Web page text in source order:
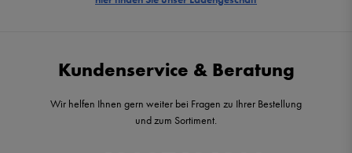
Kundenservice & Beratung
Wir helfen Ihnen gern weiter bei Fragen zu Ihrer Bestellung
und zum Sortiment.